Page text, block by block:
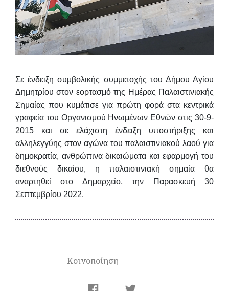
Σε ένδειξη συμβολικής συμμετοχής του Δήμου Αγίου
Δημητρίου στον εορτασμό της Ημέρας Παλαιστινιακής
Σημαίας που κυμάτισε για πρώτη φορά στα κεντρικά
γραφεία του Οργανισμού Ηνωμένων Εθνών στις 30-9-
2015 και σε ελάχιστη ένδειξη υποστήριξης και
αλληλεγγύης στον αγώνα του παλαιστινιακού λαού για
δημοκρατία, ανθρώπινα δικαιώματα και εφαρμογή του
διεθνούς δικαίου, η παλαιστινιακή σημαία θα
αναρτηθεί στο Δημαρχείο, την Παρασκευή 30
Σεπτεμβρίου 2022.
Κοινοποίηση